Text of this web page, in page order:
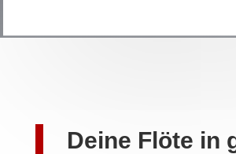
Deine Flöte in